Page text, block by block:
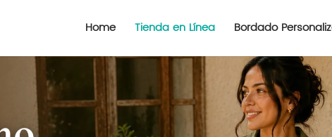
Home Tienda en Línea Bordado